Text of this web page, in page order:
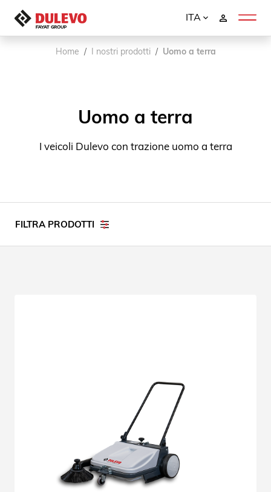
ITA
Home I nostri prodotti Uomo a terra
Uomo a terra
I veicoli Dulevo con trazione uomo a terra
FILTRA PRODOTTI